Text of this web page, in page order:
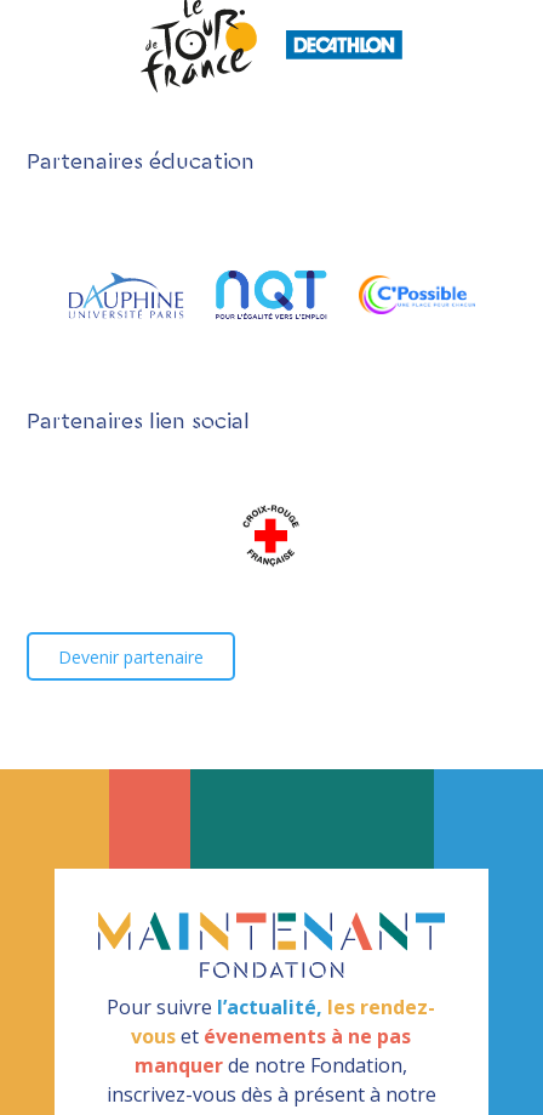
Partenaires éducation
Partenaires lien social
Devenir partenaire
Pour suivre l’actualité, les rendez-
vouset évenements à ne pas
manquerde notre Fondation,
inscrivez-vous dès à présent à notre